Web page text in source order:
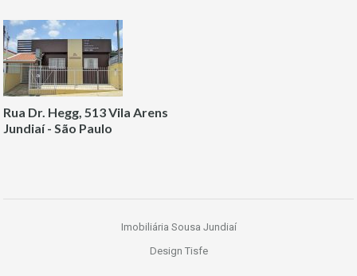
Rua Dr. Hegg, 513 Vila Arens
Jundiaí - São Paulo
Imobiliária Sousa Jundiaí
Design Tisfe